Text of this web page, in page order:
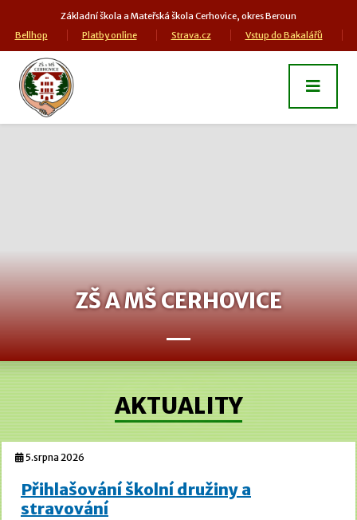
Základní škola a Mateřská škola Cerhovice, okres Beroun
Bellhop
Platby online Strava.cz Vstup do Bakalářů
ZŠ A MŠ CERHOVICE
AKTUALITY
5.srpna 2026
Přihlašování školní družiny a
stravování